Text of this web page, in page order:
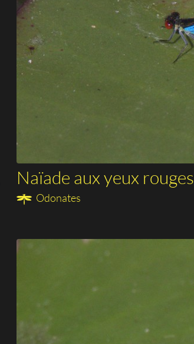
Naïade aux yeux rouges
Odonates